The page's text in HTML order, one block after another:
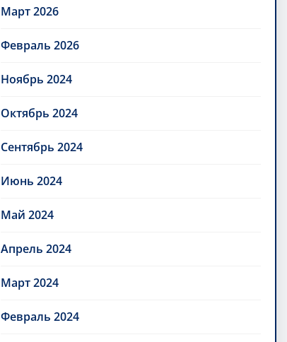
Март 2026
Февраль 2026
Ноябрь 2024
Октябрь 2024
Сентябрь 2024
Июнь 2024
Май 2024
Апрель 2024
Март 2024
Февраль 2024